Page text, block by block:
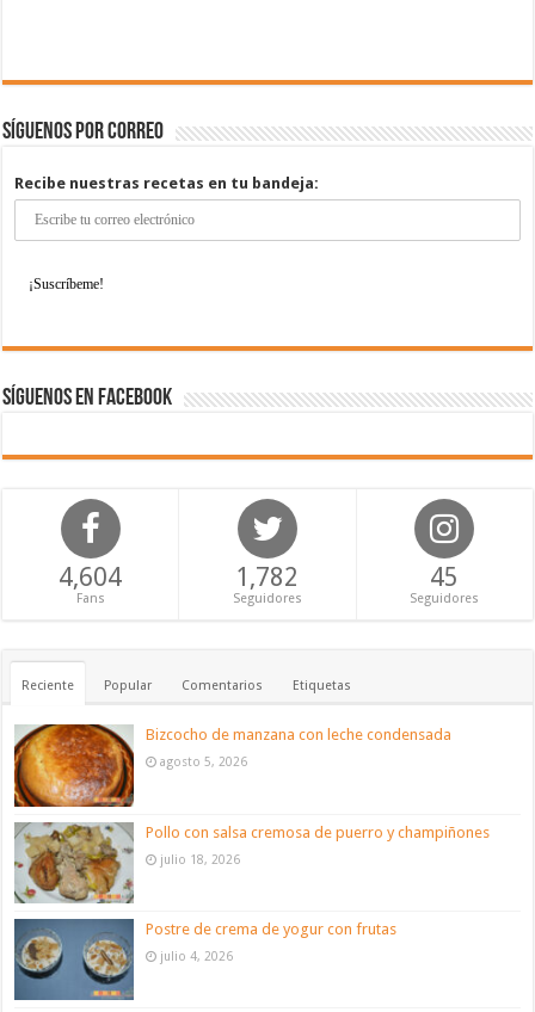
Síguenos por correo
Recibe nuestras recetas en tu bandeja:
Síguenos en Facebook
4,604
Fans
1,782
Seguidores
45
Seguidores
Reciente Popular Comentarios Etiquetas
Bizcocho de manzana con leche condensada
agosto 5, 2026
Pollo con salsa cremosa de puerro y champiñones
julio 18, 2026
Postre de crema de yogur con frutas
julio 4, 2026